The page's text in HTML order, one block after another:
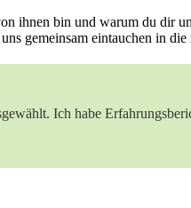
ihnen bin und warum ⁢du dir
gemeinsam⁣ eintauchen in
Ich ​habe